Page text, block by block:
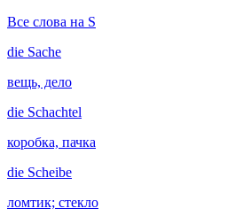
Все слова на S
die Sache
вещь, дело
die Schachtel
коробка, пачка
die Scheibe
ломтик; стекло